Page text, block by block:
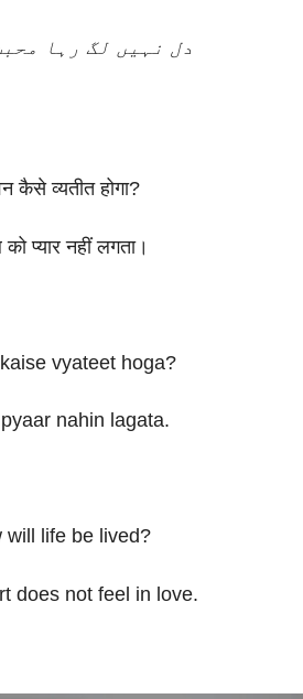
دل نہیں لگ رہا
कैसे व्यतीत होगा?
को प्यार नहीं लगता।
vyateet hoga?
nahin lagata.
will life be lived?
does not feel in love.